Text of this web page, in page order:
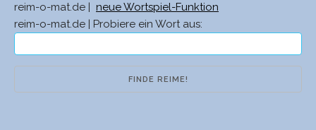
reim-o-mat.de |
neue Wortspiel-Funktion
reim-o-mat.de | Probiere ein Wort aus: